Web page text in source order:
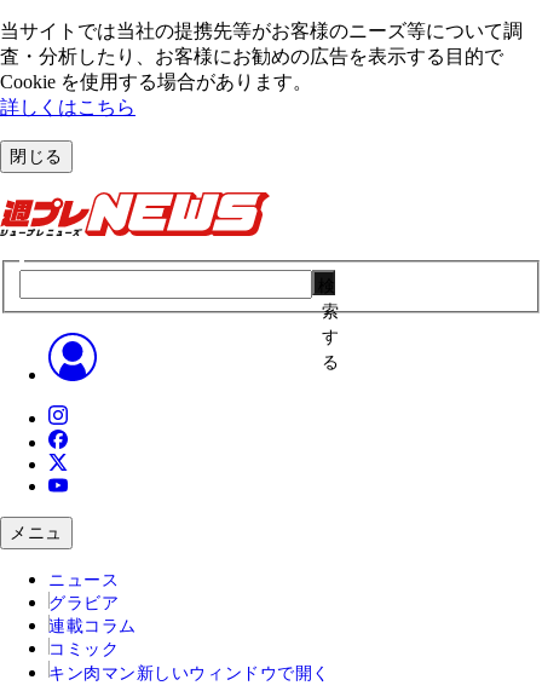
当サイトでは当社の提携先等がお客様のニーズ等について調
査・分析したり、お客様にお勧めの広告を表⽰する⽬的で
Cookie を使⽤する場合があります。
詳しくはこちら
閉じる
索
す
る
メニュ
ニュース
グラビア
連載コラム
コミック
キン肉マン 新しいウィンドウで開く